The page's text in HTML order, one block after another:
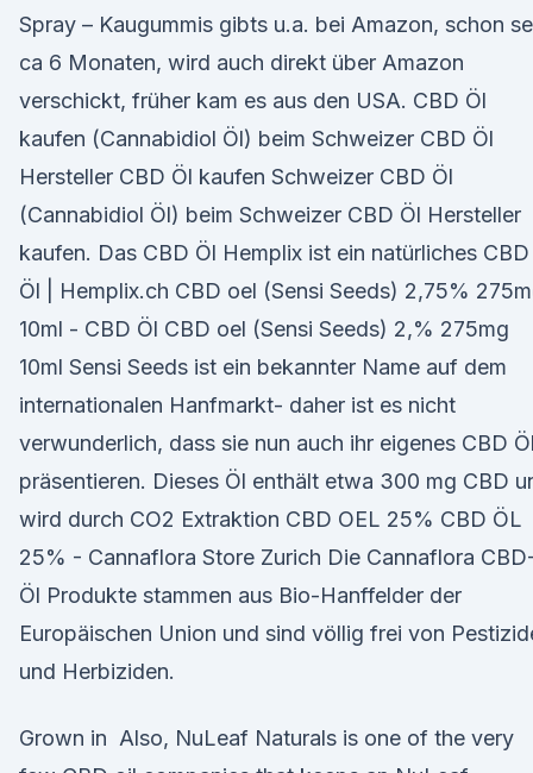
Spray – Kaugummis gibts u.a. bei Amazon, schon
ca 6 Monaten, wird auch direkt über Amazon
verschickt, früher kam es aus den USA. CBD Öl
kaufen (Cannabidiol Öl) beim Schweizer CBD Öl
Hersteller CBD Öl kaufen Schweizer CBD Öl
(Cannabidiol Öl) beim Schweizer CBD Öl Hersteller
kaufen. Das CBD Öl Hemplix ist ein natürliches CBD
Öl | Hemplix.ch CBD oel (Sensi Seeds) 2,75%
10ml - CBD Öl CBD oel (Sensi Seeds) 2,% 275mg
10ml Sensi Seeds ist ein bekannter Name auf dem
internationalen Hanfmarkt- daher ist es nicht
verwunderlich, dass sie nun auch ihr eigenes CBD Öl
präsentieren. Dieses Öl enthält etwa 300 mg CBD
wird durch CO2 Extraktion CBD OEL 25% CBD ÖL
25% - Cannaflora Store Zurich Die Cannaflora
Öl Produkte stammen aus Bio-Hanffelder der
Europäischen Union und sind völlig frei von
und Herbiziden.
Grown in Also, NuLeaf Naturals is one of the very